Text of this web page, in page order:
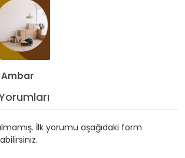
İlk yorumu aşağıdaki form